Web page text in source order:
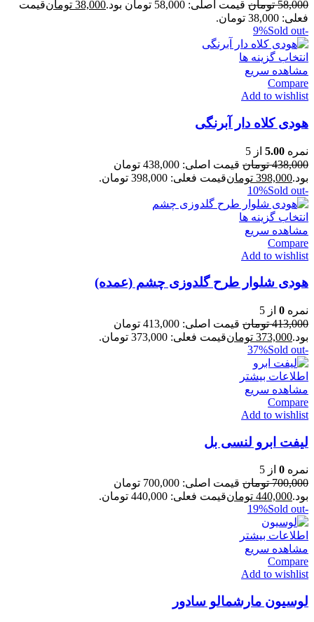
58,000 تومان قیمت اصلی: 58,000 تومان بود. 38,000 تومانقیمت
فعلی: 38,000 تومان.
-9%
Sold out
انتخاب گزینه ها
مشاهده سریع
Compare
Add to wishlist
هودی کلاه دار آبرنگی
نمره 5.00 از 5
438,000 تومان
قیمت اصلی: 438,000 تومان
بود.398,000 تومانقیمت فعلی: 398,000 تومان.
-10%
Sold out
انتخاب گزینه ها
مشاهده سریع
Compare
Add to wishlist
هودی شلوار طرح گلدوزی چشم (عمده)
نمره 0 از 5
413,000 تومان
قیمت اصلی: 413,000 تومان
بود.373,000 تومانقیمت فعلی: 373,000 تومان.
-37%
Sold out
اطلاعات بیشتر
مشاهده سریع
Compare
Add to wishlist
لیفت ابرو لنسی بل
نمره 0 از 5
700,000 تومان
قیمت اصلی: 700,000 تومان
بود.440,000 تومانقیمت فعلی: 440,000 تومان.
-19%
Sold out
اطلاعات بیشتر
مشاهده سریع
Compare
Add to wishlist
لوسیون مارشمالو سادور